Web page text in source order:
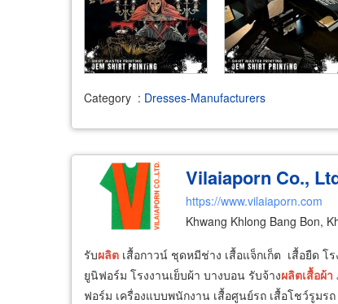
Category : Dresses-Manufacturers
Vilaiaporn Co.,
https://www.vilaiaporn.com
Khwang Khlong Bang Bon,
รับผลิต เสื้อกาวน์ ชุดหมีช่าง เสื้อแจ็กเก็ต เสื้อยืด โ
ยูนิฟอร์ม โรงงานเย็บผ้า บางบอน รับจ้างผลิตเสื้อผ้า
ฟอร์ม เครื่องแบบพนักงาน เสื้อศูนย์รถ เสื้อโชว์รูมร